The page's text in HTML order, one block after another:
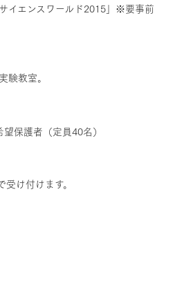
イエンスワールド2015」※要事前
験教室。
保護者（定員40名）
け付けます。